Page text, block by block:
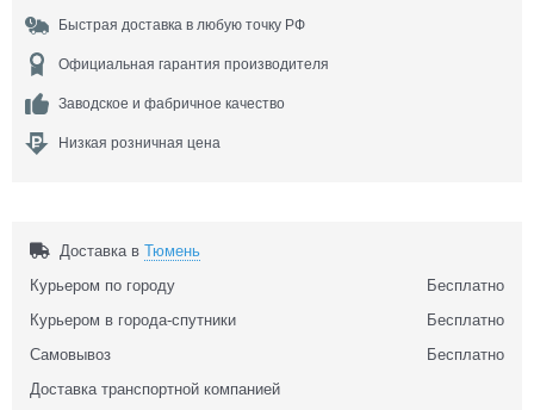
Быстрая доставка в любую точку РФ
Официальная гарантия производителя
Заводское и фабричное качество
Низкая розничная цена
Доставка в Тюмень
Курьером по городу
Бесплатно
Курьером в города-спутники
Бесплатно
Самовывоз
Бесплатно
Доставка транспортной компанией